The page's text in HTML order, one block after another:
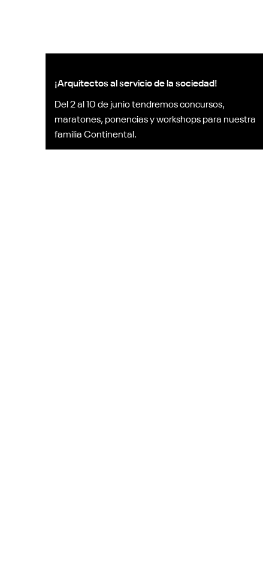
¡Arquitectos al servicio de la sociedad!
Del 2 al 10 de junio tendremos concursos,
maratones, ponencias y workshops para nuestra
familia Continental.